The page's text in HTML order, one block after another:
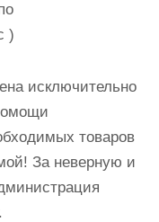
)
исключительно
товаров
За неверную и